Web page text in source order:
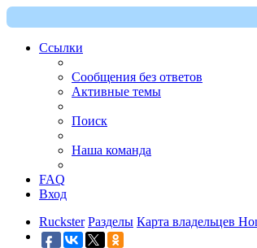
Ссылки
Сообщения без ответов
Активные темы
Поиск
Наша команда
FAQ
Вход
Ruckster Разделы Карта владельцев